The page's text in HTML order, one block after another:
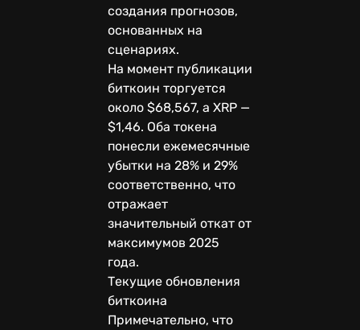
создания прогнозов,
основанных на
сценариях.
На момент публикации
биткоин торгуется
около $68,567, а XRP —
$1,46. Оба токена
понесли ежемесячные
убытки на 28% и 29%
соответственно, что
отражает
значительный откат от
максимумов 2025
года.
Текущие обновления
биткоина
Примечательно, что